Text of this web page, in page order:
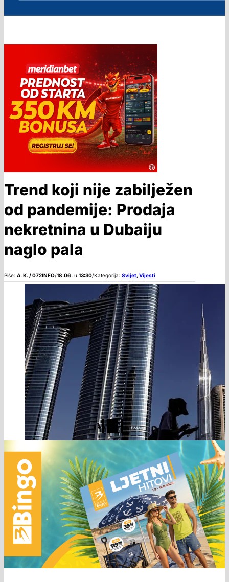
Trend koji nije zabilježen
od pandemije: Prodaja
nekretnina u Dubaiju
naglo pala
Piše: A. K. / 072INFO/18.06. u 13:30/Kategorija: Svijet,Vijesti